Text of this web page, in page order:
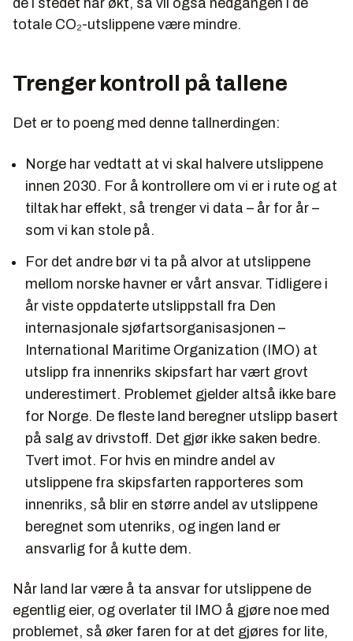
de i stedet har økt, så vil også nedgangen i de
totale CO₂-utslippene være mindre.
Trenger kontroll på tallene
Det er to poeng med denne tallnerdingen:
Norge har vedtatt at vi skal halvere utslippene
innen 2030. For å kontrollere om vi er i rute og at
tiltak har effekt, så trenger vi data – år for år –
som vi kan stole på.
For det andre bør vi ta på alvor at utslippene
mellom norske havner er vårt ansvar. Tidligere i
år viste oppdaterte utslippstall fra Den
internasjonale sjøfartsorganisasjonen –
International Maritime Organization (IMO) at
utslipp fra innenriks skipsfart har vært grovt
underestimert. Problemet gjelder altså ikke bare
for Norge. De fleste land beregner utslipp basert
på salg av drivstoff. Det gjør ikke saken bedre.
Tvert imot. For hvis en mindre andel av
utslippene fra skipsfarten rapporteres som
innenriks, så blir en større andel av utslippene
beregnet som utenriks, og ingen land er
ansvarlig for å kutte dem.
Når land lar være å ta ansvar for utslippene de
egentlig eier, og overlater til IMO å gjøre noe med
problemet, så øker faren for at det gjøres for lite,